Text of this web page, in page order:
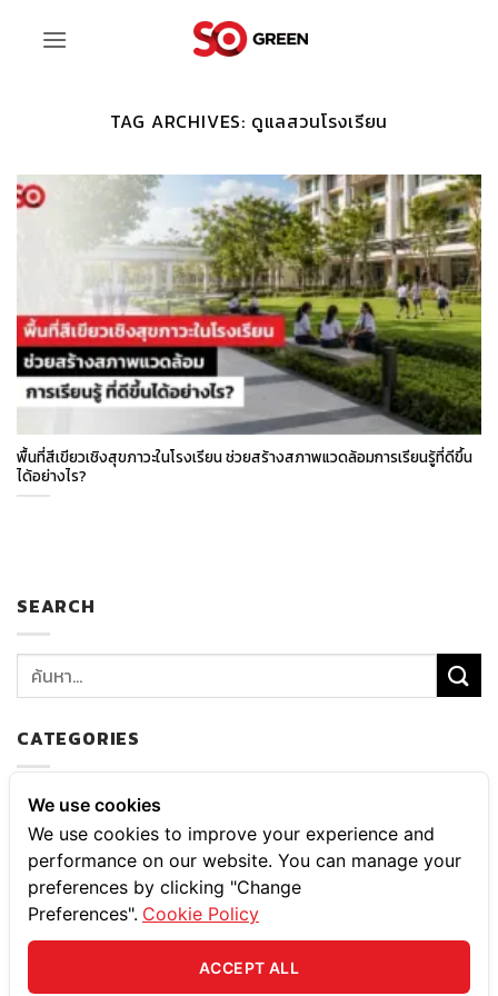
TAG ARCHIVES: ดูแลสวนโรงเรียน
พื้นที่สีเขียวเชิงสุขภาวะในโรงเรียน ช่วยสร้างสภาพแวดล้อมการเรียนรู้ที่ดีขึ้น
ได้อย่างไร?
SEARCH
CATEGORIES
ความสาร และความเคลื่อนไหว
บริการ
บริการดูแลสวน
We use cookies
We use cookies to improve your experience and
performance on our website. You can manage your
preferences by clicking "Change
Preferences". Cookie Policy
ACCEPT ALL